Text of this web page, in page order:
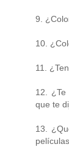
9.
10.
11.
12.
que te
13.